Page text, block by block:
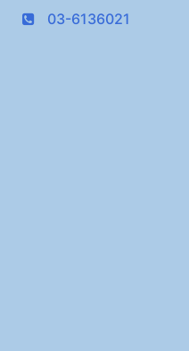
03-6136021